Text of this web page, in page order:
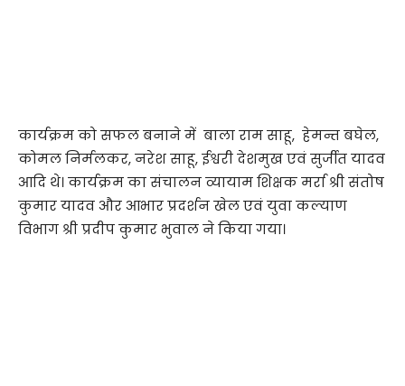
कार्यक्रम को सफल बनाने में बाला राम साहू, हेमन्त बघेल,
कोमल निर्मलकर, नरेश साहू, ईश्वरी देशमुख एवं सुर्जीत यादव
आदि थे। कार्यक्रम का संचालन व्यायाम शिक्षक मर्रा श्री संतोष
कुमार यादव और आभार प्रदर्शन खेल एवं युवा कल्याण
विभाग श्री प्रदीप कुमार भुवाल ने किया गया।